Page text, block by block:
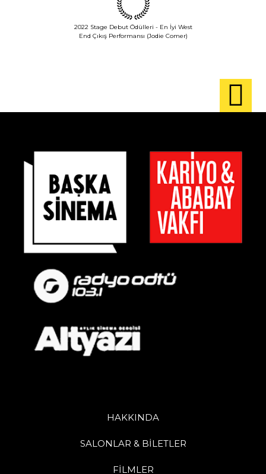
2022 Stage Debut Ödülleri - En İyi West
End Çıkış Performansı (Jodie Comer)
HAKKINDA
SALONLAR & BİLETLER
FİLMLER